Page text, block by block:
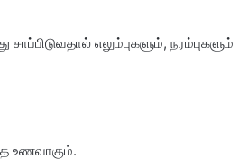
எலும்புகளும், நரம்புகளும்
உணவாகும்.